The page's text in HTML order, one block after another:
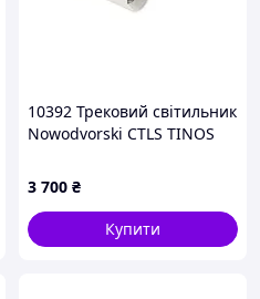
10392 Трековий світильник
Nowodvorski CTLS TINOS
3 700 ₴
Купити